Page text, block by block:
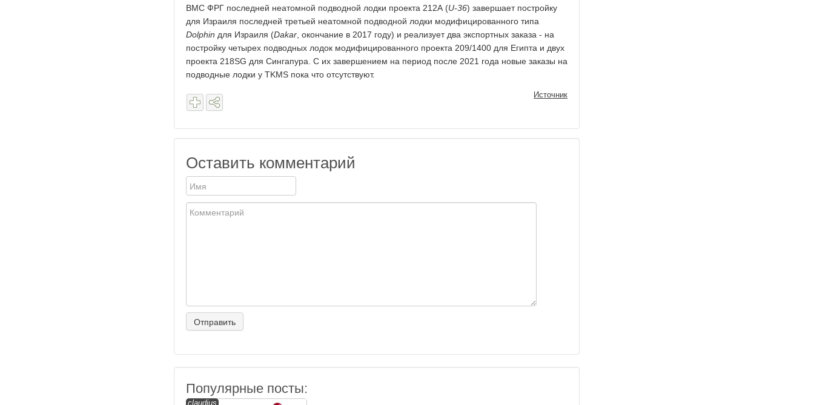
ВМС ФРГ последней неатомной подводной лодки проекта 212А (U-36) завершает постройку
для Израиля последней третьей неатомной подводной лодки модифицированного типа
Dolphin для Израиля (Dakar , окончание в 2017 году) и реализует два экспортных заказа - на
постройку четырех подводных лодок модифицированного проекта 209/1400 для Египта и двух
проекта 218SG для Сингапура. С их завершением на период после 2021 года новые заказы на
подводные лодки у ТKMS пока что отсутствуют.
Источник
Оставить комментарий
Популярные посты:
claudius